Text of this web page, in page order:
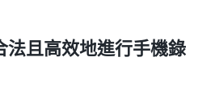
法且高效地進行手機錄